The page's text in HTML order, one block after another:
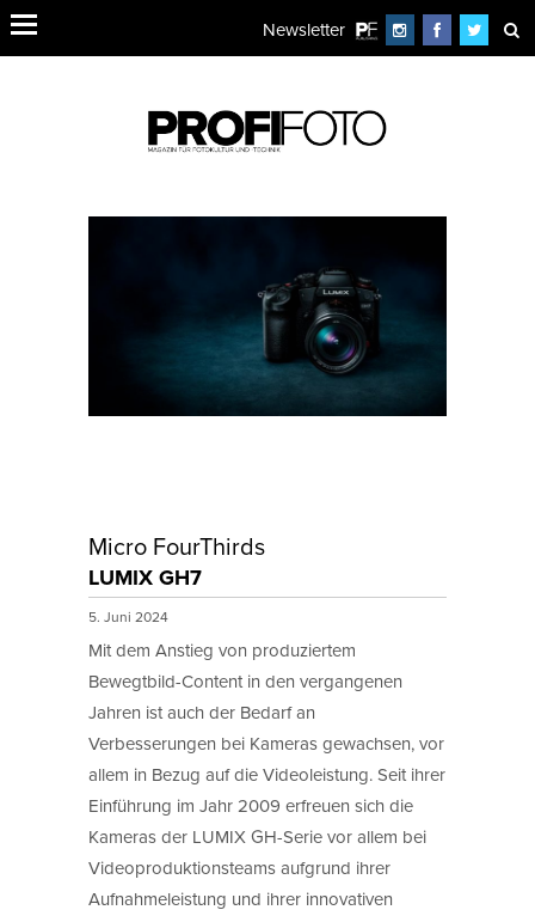
Newsletter
Micro FourThirds
LUMIX GH7
5. Juni 2024
Mit dem Anstieg von produziertem
Bewegtbild-Content in den vergangenen
Jahren ist auch der Bedarf an
Verbesserungen bei Kameras gewachsen, vor
allem in Bezug auf die Videoleistung. Seit ihrer
Einführung im Jahr 2009 erfreuen sich die
Kameras der LUMIX GH-Serie vor allem bei
Videoproduktionsteams aufgrund ihrer
Aufnahmeleistung und ihrer innovativen